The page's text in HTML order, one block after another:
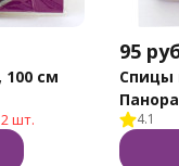
см
шт.
95
Спицы
4.1